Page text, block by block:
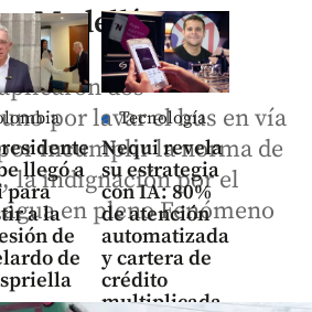
llegó a
para
a la
de
de
Tecnología
Nequi revela
su estrategia
con IA: 80%
de atención
automatizada
y cartera de
crédito
multiplicada
Medellín
dos
por lavar el bus en vía
incumplir la norma de
la indignación por el
en pleno Fenómeno